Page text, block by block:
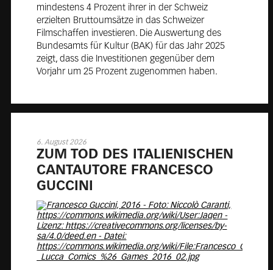
mindestens 4 Prozent ihrer in der Schweiz
erzielten Bruttoumsätze in das Schweizer
Filmschaffen investieren. Die Auswertung des
Bundesamts für Kultur (BAK) für das Jahr 2025
zeigt, dass die Investitionen gegenüber dem
Vorjahr um 25 Prozent zugenommen haben.
6. August 2026
ZUM TOD DES ITA­LIE­NI­SCHEN
CAN­T­AU­TO­RE FRAN­CES­CO
GUC­CI­NI